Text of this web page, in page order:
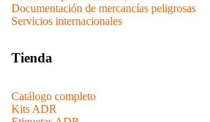
Documentación de mercancías peligrosas
Servicios internacionales
Tienda
Catálogo completo
Kits ADR